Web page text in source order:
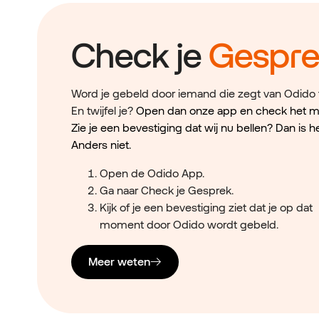
Check je
Word je gebeld door iemand die zegt van Odido
En twijfel je? Open dan onze app en check het
Zie je een bevestiging dat wij nu bellen? Dan is
Anders niet.
Open de Odido App.
Ga naar Check je Gesprek.
Kijk of je een bevestiging ziet dat je op dat
moment door Odido wordt gebeld.
Meer weten